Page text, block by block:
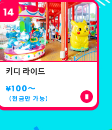
키디 라이드
¥100〜
（현금만 가능）
14